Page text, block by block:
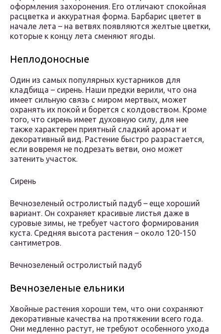
оформления захоронения. Его отличают спокойная
расцветка и аккуратная форма. Барбарис цветет в
начале лета – на ветвях появляются желтые цветки,
которые к концу лета сменяют ягоды.
Неплодоносные
Один из самых популярных кустарников для
кладбища – сирень. Наши предки верили, что она
имеет сильную связь с миром мертвых, может
охранять их покой и борется с колдовством. Кроме
того, что сирень имеет духовную силу, для нее
также характерен приятный сладкий аромат и
декоративный вид. Растение быстро разрастается,
если вовремя не подрезать ветви, оно может
затенить участок.
Сирень
Вечнозеленый остролистый падуб – еще хороший
вариант. Он сохраняет красивые листья даже в
суровые зимы, не требует частого формирования
куста. Средняя высота растения – около 120-150
сантиметров.
Вечнозеленый остролистый падуб
Вечнозеленые ельники
Хвойные растения хороши тем, что они сохраняют
декоративные качества на протяжении всего года.
Они медленно растут, не требуют особенного ухода